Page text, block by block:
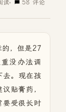
读 58 评论
，但是27
没办法调
去。现在孩
贴膏药，
要受很长时